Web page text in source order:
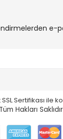
e-
Sertifikası ile
Tüm Hakları Saklıdır